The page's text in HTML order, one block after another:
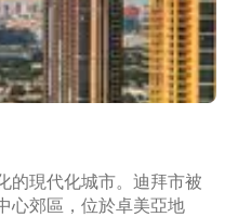
的現代化城市。迪拜市被
心郊區，位於卓美亞地